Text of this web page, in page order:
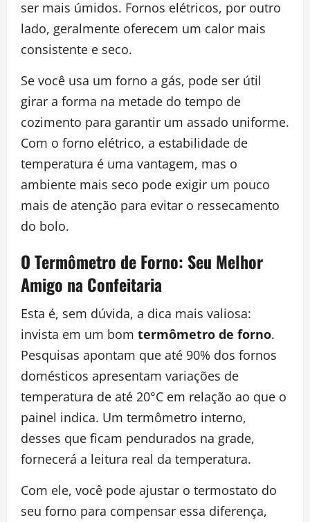
ser mais úmidos. Fornos elétricos, por outro
lado, geralmente oferecem um calor mais
consistente e seco.
Se você usa um forno a gás, pode ser útil
girar a forma na metade do tempo de
cozimento para garantir um assado uniforme.
Com o forno elétrico, a estabilidade de
temperatura é uma vantagem, mas o
ambiente mais seco pode exigir um pouco
mais de atenção para evitar o ressecamento
do bolo.
O Termômetro de Forno: Seu Melhor
Amigo na Confeitaria
Esta é, sem dúvida, a dica mais valiosa:
invista em um bom termômetro de forno.
Pesquisas apontam que até 90% dos fornos
domésticos apresentam variações de
temperatura de até 20°C em relação ao que o
painel indica. Um termômetro interno,
desses que ficam pendurados na grade,
fornecerá a leitura real da temperatura.
Com ele, você pode ajustar o termostato do
seu forno para compensar essa diferença,